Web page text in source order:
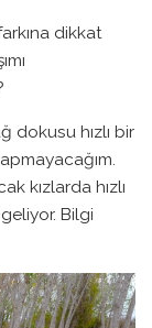
dikkat
dokusu hızlı bir
kızlarda hızlı
Bilgi